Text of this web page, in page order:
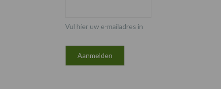
Vul hier uw e-mailadres in